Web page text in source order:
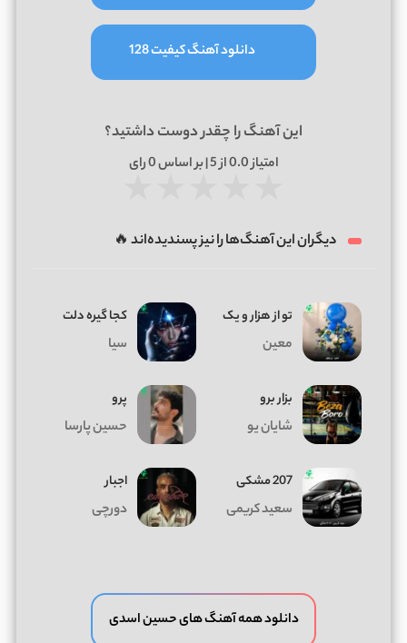
دانلود آهنگ کیفیت 128
این آهنگ را چقدر دوست داشتید؟
امتیاز0.0از 5 | بر اساس 0رای
دیگران این آهنگ‌ها را نیز پسندیده‌اند 🔥
تو از هزار و یک
معین
کجا گیره دلت
سیا
بزار برو
شایان یو
پرو
حسین پارسا
207 مشکی
سعید کریمی
اجبار
دورچی
دانلود همه آهنگ های حسین اسدی